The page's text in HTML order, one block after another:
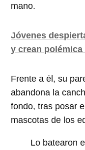
mano.
Jóvenes
y crean polémica
Frente a él, su
abandona la
fondo, tras posar
mascotas de los
Lo batearon